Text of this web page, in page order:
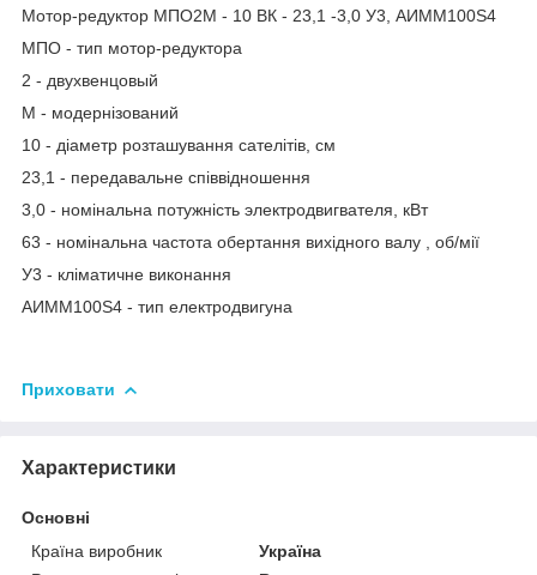
Мотор-редуктор МПО2М - 10 ВК - 23,1 -3,0 У3, АИММ100Ѕ4
МПО - тип мотор-редуктора
2 - двухвенцовый
М - модернізований
10 - діаметр розташування сателітів, см
23,1 - передавальне співвідношення
3,0 - номінальна потужність электродвигвателя, кВт
63 - номінальна частота обертання вихідного валу , об/мії
У3 - кліматичне виконання
АИММ100Ѕ4 - тип електродвигуна
Приховати
Характеристики
Основні
Країна виробник
Україна